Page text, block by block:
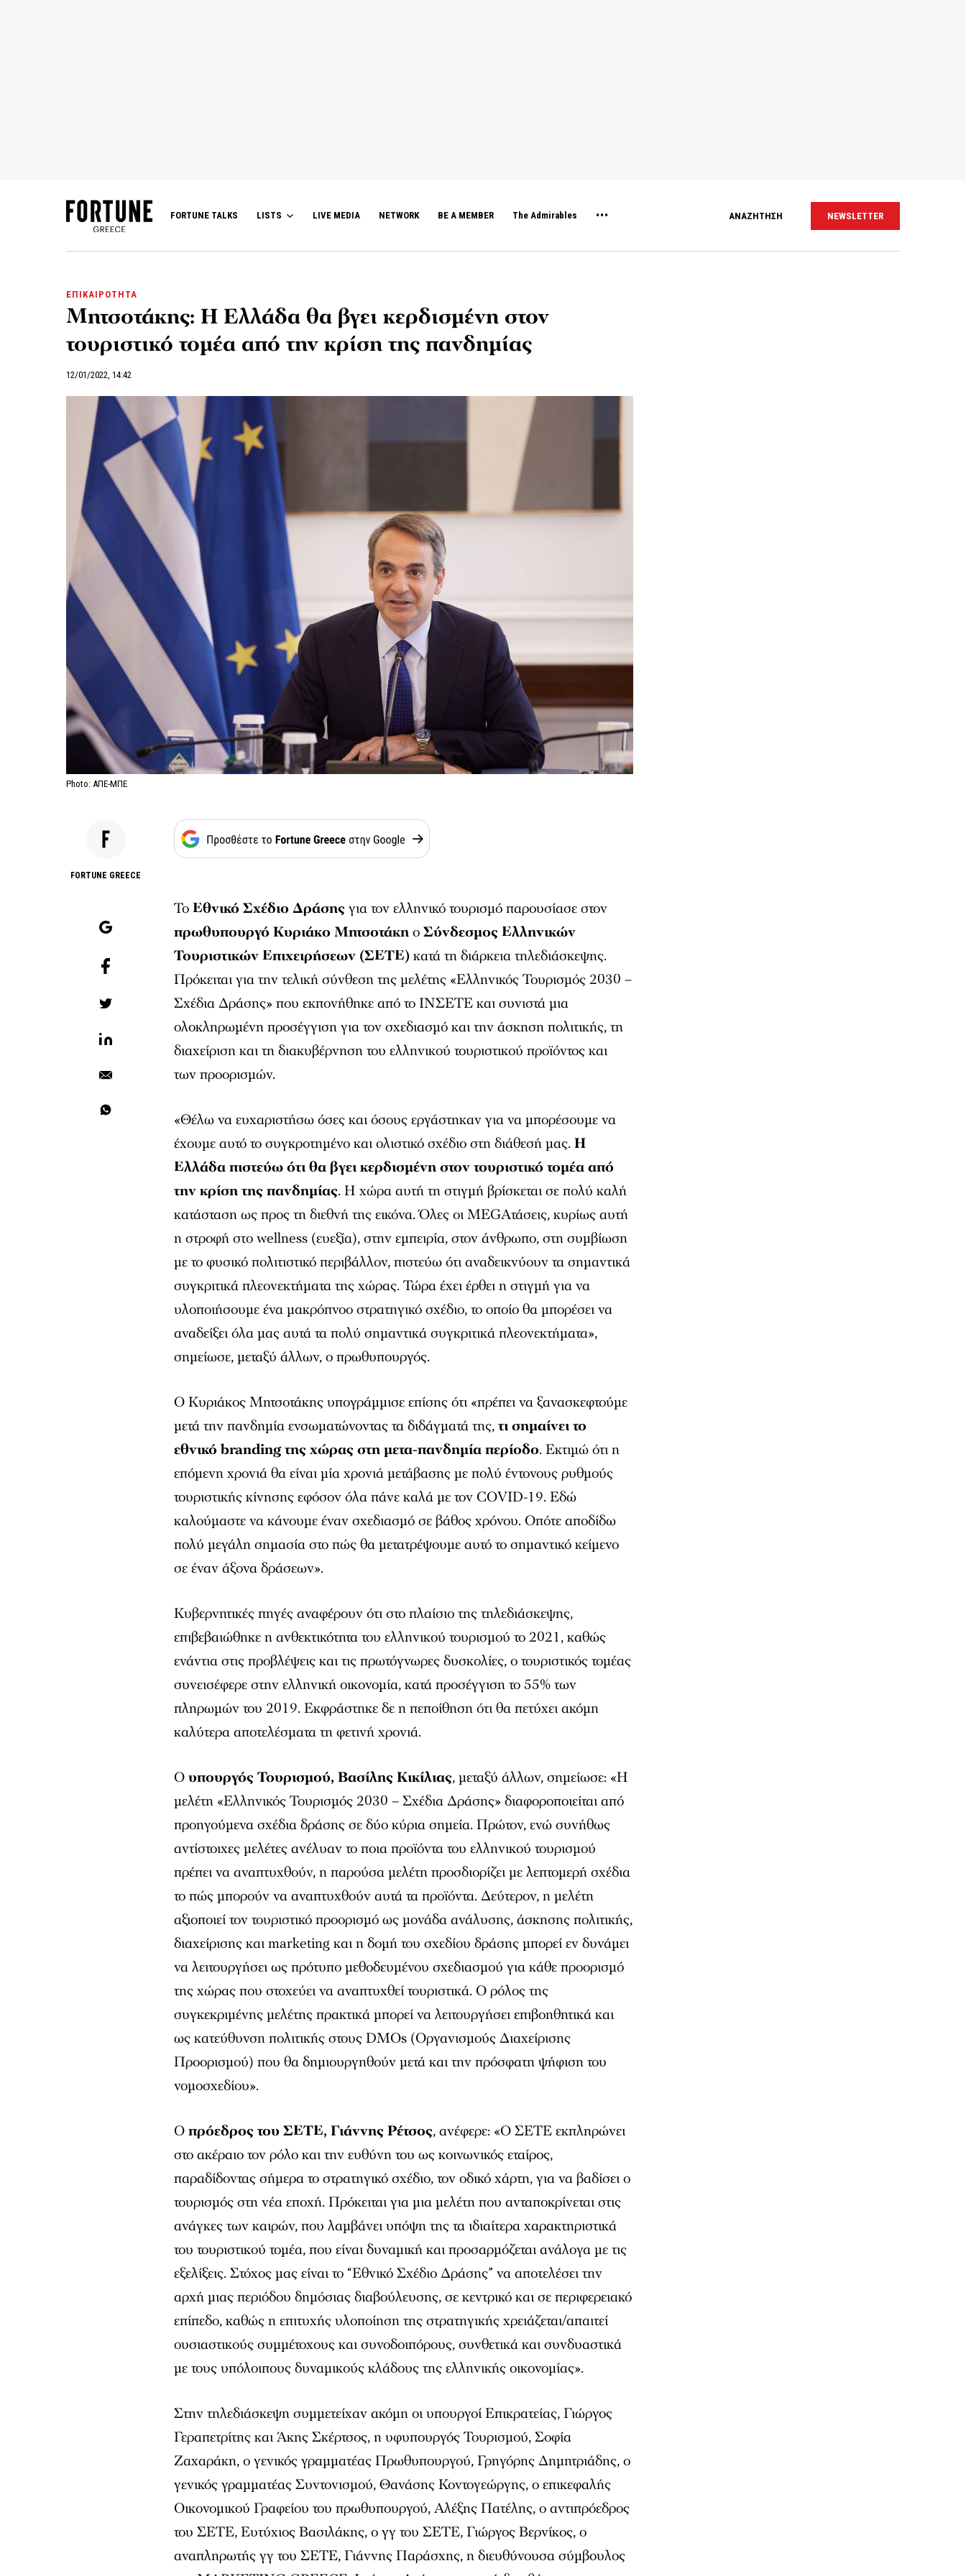
FORTUNE TALKS LISTS LIVE MEDIA NETWORK BE A MEMBER The Admirables ΑΝΑΖΗΤΗΣΗ NEWSLETTER
ΕΠΙΚΑΙΡΟΤΗΤΑ
Μητσοτάκης: Η Ελλάδα θα βγει κερδισμένη στον
τουριστικό τομέα από την κρίση της πανδημίας
12/01/2022, 14:42
Photo: ΑΠΕ-ΜΠΕ
FORTUNE GREECE
ΤοΕθνικό Σχέδιο Δράσης για τον ελληνικό τουρισμό παρουσίασε στον
πρωθυπουργό Κυριάκο ΜητσοτάκηοΣύνδεσμος Ελληνικών
Τουριστικών Επιχειρήσεων (ΣΕΤΕ)κατά τη διάρκεια τηλεδιάσκεψης.
Πρόκειται για την τελική σύνθεση της μελέτης «Ελληνικός Τουρισμός 2030 –
Σχέδια Δράσης»που εκπονήθηκε από το ΙΝΣΕΤΕ και συνιστά μια
ολοκληρωμένη προσέγγιση για τον σχεδιασμό και την άσκηση πολιτικής, τη
διαχείριση και τη διακυβέρνηση του ελληνικού τουριστικού προϊόντος και
των προορισμών.
«Θέλω να ευχαριστήσω όσες και όσους εργάστηκαν για να μπορέσουμε να
έχουμε αυτό το συγκροτημένο και ολιστικό σχέδιο στη διάθεσή μας.Η
Ελλάδα πιστεύω ότι θα βγει κερδισμένη στον τουριστικό τομέα από
την κρίση της πανδημίας. Η χώρα αυτή τη στιγμή βρίσκεται σε πολύ καλή
κατάσταση ως προς τη διεθνή της εικόνα. Όλες οι MEGAτάσεις, κυρίως αυτή
η στροφή στo wellness (ευεξία), στην εμπειρία, στον άνθρωπο, στη συμβίωση
με το φυσικό πολιτιστικό περιβάλλον, πιστεύω ότι αναδεικνύουν τα σημαντικά
συγκριτικά πλεονεκτήματα της χώρας. Τώρα έχει έρθει η στιγμή για να
υλοποιήσουμε ένα μακρόπνοο στρατηγικό σχέδιο, το οποίο θα μπορέσει να
αναδείξει όλα μας αυτά τα πολύ σημαντικά συγκριτικά πλεονεκτήματα»,
σημείωσε, μεταξύ άλλων, ο πρωθυπουργός.
Ο Κυριάκος Μητσοτάκης υπογράμμισε επίσης ότι «πρέπει να ξανασκεφτούμε
μετά την πανδημία ενσωματώνοντας τα διδάγματά της,τι σημαίνει το
εθνικό branding της χώρας στη μετα-πανδημία περίοδο. Εκτιμώ ότι η
επόμενη χρονιά θα είναι μία χρονιά μετάβασης με πολύ έντονους ρυθμούς
τουριστικής κίνησης εφόσον όλα πάνε καλά με τον COVID-19. Εδώ
καλούμαστε να κάνουμε έναν σχεδιασμό σε βάθος χρόνου. Οπότε αποδίδω
πολύ μεγάλη σημασία στο πώς θα μετατρέψουμε αυτό το σημαντικό κείμενο
σε έναν άξονα δράσεων».
Κυβερνητικές πηγές αναφέρουν ότι στο πλαίσιο της τηλεδιάσκεψης,
επιβεβαιώθηκε η ανθεκτικότητα του ελληνικού τουρισμού το 2021, καθώς
ενάντια στις προβλέψεις και τις πρωτόγνωρες δυσκολίες, ο τουριστικός τομέας
συνεισέφερε στην ελληνική οικονομία, κατά προσέγγιση το 55% των
πληρωμών του 2019. Εκφράστηκε δε η πεποίθηση ότι θα πετύχει ακόμη
καλύτερα αποτελέσματα τη φετινή χρονιά.
Ουπουργός Τουρισμού, Βασίλης Κικίλιας, μεταξύ άλλων, σημείωσε: «Η
μελέτη «Ελληνικός Τουρισμός 2030 – Σχέδια Δράσης» διαφοροποιείται από
προηγούμενα σχέδια δράσης σε δύο κύρια σημεία. Πρώτον, ενώ συνήθως
αντίστοιχες μελέτες ανέλυαν το ποια προϊόντα του ελληνικού τουρισμού
πρέπει να αναπτυχθούν, η παρούσα μελέτη προσδιορίζει με λεπτομερή σχέδια
το πώς μπορούν να αναπτυχθούν αυτά τα προϊόντα. Δεύτερον, η μελέτη
αξιοποιεί τον τουριστικό προορισμό ως μονάδα ανάλυσης, άσκησης πολιτικής,
διαχείρισης και marketing και η δομή του σχεδίου δράσης μπορεί εν δυνάμει
να λειτουργήσει ως πρότυπο μεθοδευμένου σχεδιασμού για κάθε προορισμό
της χώρας που στοχεύει να αναπτυχθεί τουριστικά. Ο ρόλος της
συγκεκριμένης μελέτης πρακτικά μπορεί να λειτουργήσει επιβοηθητικά και
ως κατεύθυνση πολιτικής στους DMOs (Οργανισμούς Διαχείρισης
Προορισμού) που θα δημιουργηθούν μετά και την πρόσφατη ψήφιση του
νομοσχεδίου».
Οπρόεδρος του ΣΕΤΕ, Γιάννης Ρέτσος, ανέφερε: «Ο ΣΕΤΕ εκπληρώνει
στο ακέραιο τον ρόλο και την ευθύνη του ως κοινωνικός εταίρος,
παραδίδοντας σήμερα το στρατηγικό σχέδιο, τον οδικό χάρτη, για να βαδίσει ο
τουρισμός στη νέα εποχή. Πρόκειται για μια μελέτη που ανταποκρίνεται στις
ανάγκες των καιρών, που λαμβάνει υπόψη της τα ιδιαίτερα χαρακτηριστικά
του τουριστικού τομέα, που είναι δυναμική και προσαρμόζεται ανάλογα με τις
εξελίξεις. Στόχος μας είναι το “Εθνικό Σχέδιο Δράσης” να αποτελέσει την
αρχή μιας περιόδου δημόσιας διαβούλευσης, σε κεντρικό και σε περιφερειακό
επίπεδο, καθώς η επιτυχής υλοποίηση της στρατηγικής χρειάζεται/απαιτεί
ουσιαστικούς συμμέτοχους και συνοδοιπόρους, συνθετικά και συνδυαστικά
με τους υπόλοιπους δυναμικούς κλάδους της ελληνικής οικονομίας».
Στην τηλεδιάσκεψη συμμετείχαν ακόμη οι υπουργοί Επικρατείας, Γιώργος
Γεραπετρίτης και Άκης Σκέρτσος, η υφυπουργός Τουρισμού, Σοφία
Ζαχαράκη, o γενικός γραμματέας Πρωθυπουργού, Γρηγόρης Δημητριάδης, ο
γενικός γραμματέας Συντονισμού, Θανάσης Κοντογεώργης, ο επικεφαλής
Οικονομικού Γραφείου του πρωθυπουργού, Αλέξης Πατέλης, ο αντιπρόεδρος
του ΣΕΤΕ, Ευτύχιος Βασιλάκης, ο γγ του ΣΕΤΕ, Γιώργος Βερνίκος, ο
αναπληρωτής γγ του ΣΕΤΕ, Γιάννης Παράσχης, η διευθύνουσα σύμβουλος